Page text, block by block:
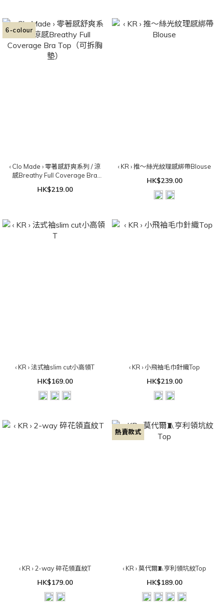
6-colour
‹ Clo Made › 零著感舒爽系列 / 涼
感Breathy Full Coverage Bra
HK$219.00
‹ KR › 推～絲光紋理感綁帶Blouse
HK$239.00
‹ KR › 法式袖slim cut小高領T
HK$169.00
‹ KR › 小飛袖毛巾針織Top
HK$219.00
‹ KR › 2-way 碎花領直紋T
HK$179.00
熱賣款式
‹ KR › 莫代爾🧵亨利領坑紋Top
HK$189.00